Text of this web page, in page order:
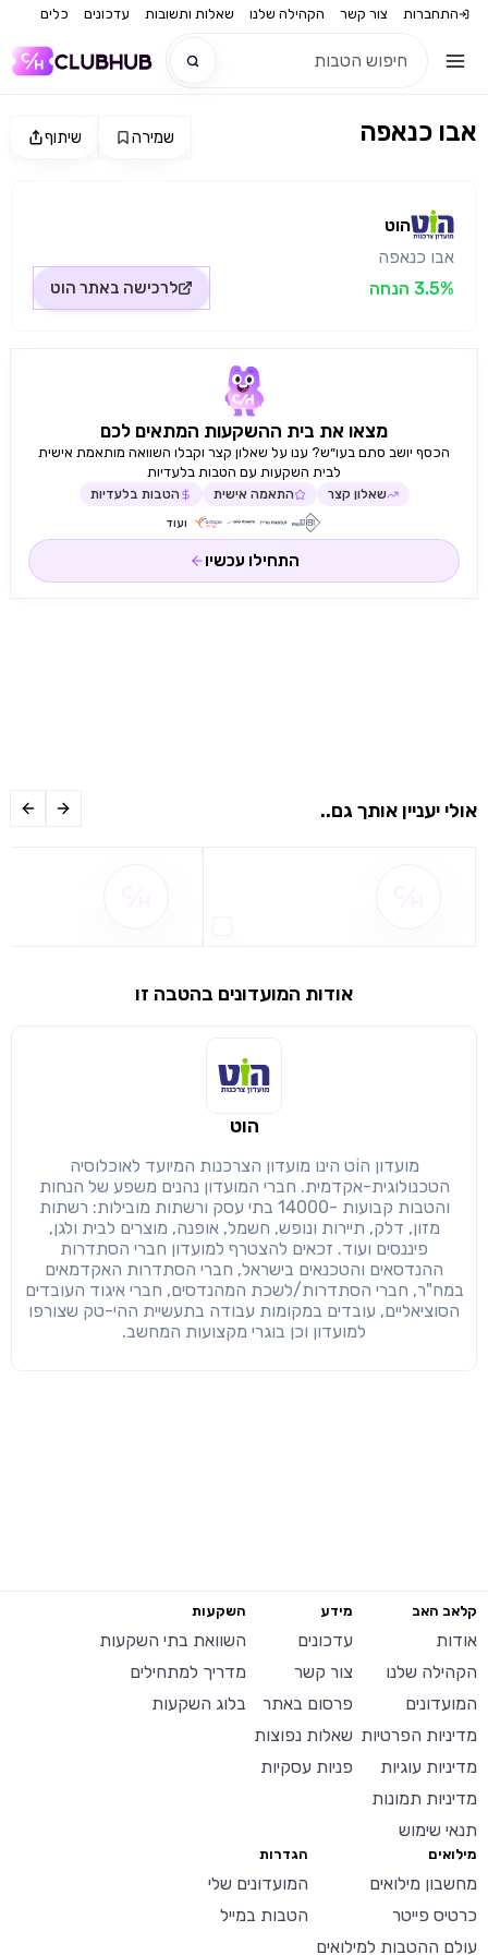
התחברות צור קשר הקהילה שלנו שאלות ותשובות עדכונים כלים
שיתוף
שימו לב!
מימוש הטבה זו ניתן רק לחברי
הבנתי, המשך לאתר
שיתוף שמירה אבו כנאפה
הוט
אבו כנאפה
3.5% הנחה
לרכישה באתר הוט
מצאו את בית ההשקעות המתאים לכם
הכסף יושב סתם בעו״ש? ענו על שאלון קצר וקבלו השוואה מותאמת אישית
לבית השקעות עם הטבות בלעדיות
שאלון קצר התאמה אישית הטבות בלעדיות
ועוד
התחילו עכשיו
אולי יעניין אותך גם..
אודות המועדונים בהטבה זו
הוט
מועדון הוֹט הינו מועדון הצרכנות המיועד לאוכלוסיה
הטכנולוגית-אקדמית. חברי המועדון נהנים משפע של הנחות
והטבות קבועות -14000 בתי עסק ורשתות מובילות: רשתות
מזון, דלק, תיירות ונופש, חשמל, אופנה, מוצרים לבית ולגן,
פיננסים ועוד. זכאים להצטרף למועדון חברי הסתדרות
ההנדסאים והטכנאים בישראל, חברי הסתדרות האקדמאים
במח"ר, חברי הסתדרות/לשכת המהנדסים, חברי איגוד העובדים
הסוציאליים, עובדים במקומות עבודה בתעשיית ההי-טק שצורפו
למועדון וכן בוגרי מקצועות המחשב.
קלאב האב
אודות
הקהילה שלנו
המועדונים
מדיניות הפרטיות
מדיניות עוגיות
מדיניות תמונות
תנאי שימוש
מידע
עדכונים
צור קשר
פרסום באתר
שאלות נפוצות
פניות עסקיות
השקעות
השוואת בתי השקעות
מדריך למתחילים
בלוג השקעות
מילואים
מחשבון מילואים
כרטיס פייטר
עולם ההטבות למילואים
הגדרות
המועדונים שלי
הטבות במייל